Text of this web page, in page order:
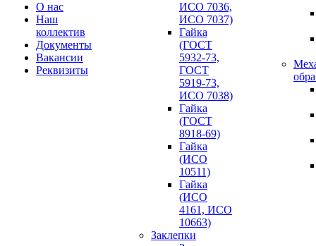
О нас
Наш
коллектив
Документы
Вакансии
Реквизиты
ИСО 7036,
ИСО 7037)
Гайка
(ГОСТ
5932-73,
ГОСТ
5919-73,
ИСО 7038)
Гайка
(ГОСТ
8918-69)
Гайка
(ИСО
10511)
Гайка
(ИСО
4161, ИСО
10663)
Заклепки